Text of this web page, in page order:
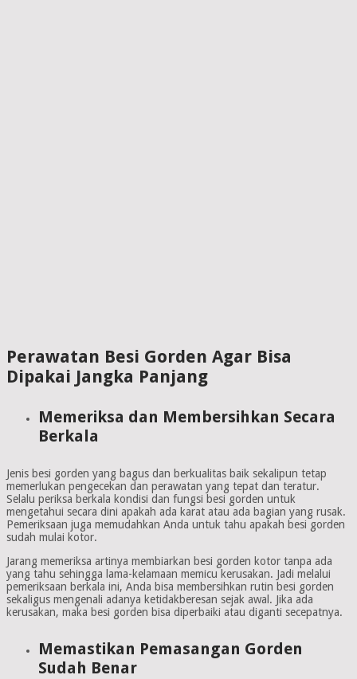
Perawatan Besi Gorden Agar Bisa
Dipakai Jangka Panjang
Memeriksa dan Membersihkan Secara
Berkala
Jenis besi gorden yang bagus dan berkualitas baik sekalipun tetap
memerlukan pengecekan dan perawatan yang tepat dan teratur.
Selalu periksa berkala kondisi dan fungsi besi gorden untuk
mengetahui secara dini apakah ada karat atau ada bagian yang rusak.
Pemeriksaan juga memudahkan Anda untuk tahu apakah besi gorden
sudah mulai kotor.
Jarang memeriksa artinya membiarkan besi gorden kotor tanpa ada
yang tahu sehingga lama-kelamaan memicu kerusakan. Jadi melalui
pemeriksaan berkala ini, Anda bisa membersihkan rutin besi gorden
sekaligus mengenali adanya ketidakberesan sejak awal. Jika ada
kerusakan, maka besi gorden bisa diperbaiki atau diganti secepatnya.
Memastikan Pemasangan Gorden
Sudah Benar